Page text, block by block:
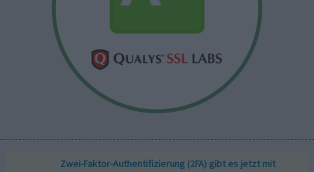
Zwei-Faktor-Authentifizierung (2FA) gibt es jetzt mit